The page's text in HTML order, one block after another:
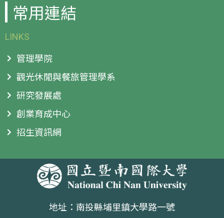
常用連結
LINKS
管理學院
觀光休閒與餐旅管理學系
研究發展處
創業育成中心
招生資訊網
地址：南投縣埔里鎮大學路一號